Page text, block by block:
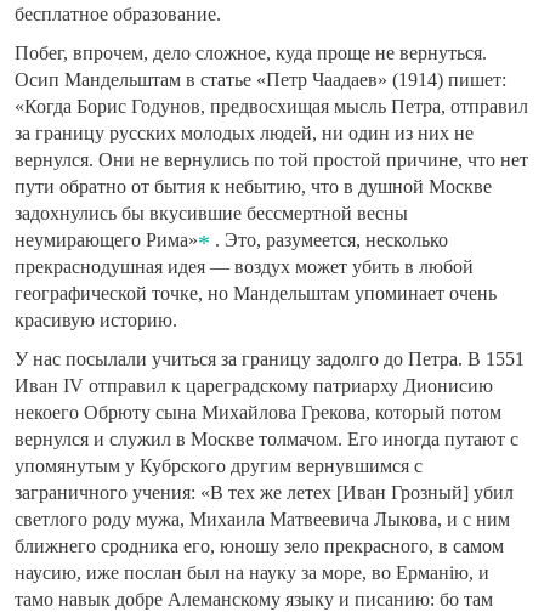
бесплатное образование.
Побег, впрочем, дело сложное, куда проще не вернуться.
Осип Мандельштам в статье «Петр Чаадаев» (1914) пишет:
«Когда Борис Годунов, предвосхищая мысль Петра, отправил
за границу русских молодых людей, ни один из них не
вернулся. Они не вернулись по той простой причине, что нет
пути обратно от бытия к небытию, что в душной Москве
задохнулись бы вкусившие бессмертной весны
неумирающего Рима»
. Это, разумеется, несколько
прекраснодушная идея — воздух может убить в любой
географической точке, но Мандельштам упоминает очень
красивую историю.
У нас посылали учиться за границу задолго до Петра. В 1551
Иван IV отправил к цареградскому патриарху Дионисию
некоего Обрюту сына Михайлова Грекова, который потом
вернулся и служил в Москве толмачом. Его иногда путают с
упомянутым у Кубрского другим вернувшимся с
заграничного учения: «В тех же летех [Иван Грозный] убил
светлого роду мужа, Михаила Матвеевича Лыкова, и с ним
ближнего сродника его, юношу зело прекрасного, в самом
наусию, иже послан был на науку за море, во Ерманію, и
тамо навык добре Алеманскому языку и писанию: бо там